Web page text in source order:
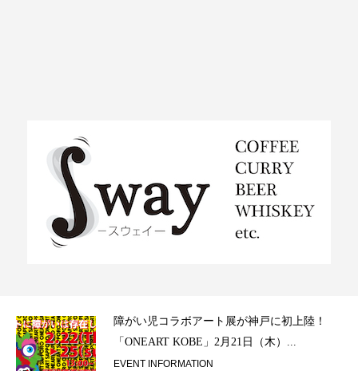
障がい児コラボアート展が神戸に初上陸！
「ONEART KOBE」2月21日（木）...
EVENT INFORMATION